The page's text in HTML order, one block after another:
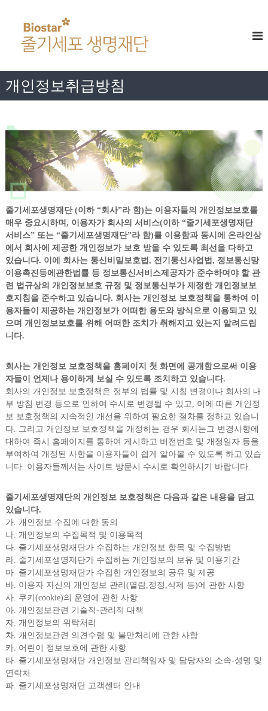
가
기개인정보취급방침
줄기세포생명재단 (이하 “회사”라 함)는 이용자들의 개인정보보호를
매우 중요시하며, 이용자가 회사의 서비스(이하 “줄기세포생명재단
서비스” 또는 “줄기세포생명재단”라 함)를 이용함과 동시에 온라인상
에서 회사에 제공한 개인정보가 보호 받을 수 있도록 최선을 다하고
있습니다. 이에 회사는 통신비밀보호법, 전기통신사업법, 정보통신망
이용촉진등에관한법률 등 정보통신서비스제공자가 준수하여야 할 관
련 법규상의 개인정보보호 규정 및 정보통신부가 제정한 개인정보보
호지침을 준수하고 있습니다. 회사는 개인정보 보호정책을 통하여 이
용자들이 제공하는 개인정보가 어떠한 용도와 방식으로 이용되고 있
으며 개인정보보호를 위해 어떠한 조치가 취해지고 있는지 알려드립
니다.
회사는 개인정보 보호정책을 홈페이지 첫 화면에 공개함으로써 이용
자들이 언제나 용이하게 보실 수 있도록 조치하고 있습니다.
회사의 개인정보 보호정책은 정부의 법률 및 지침 변경이나 회사의 내
부 방침 변경 등으로 인하여 수시로 변경될 수 있고, 이에 따른 개인정
보 보호정책의 지속적인 개선을 위하여 필요한 절차를 정하고 있습니
다. 그리고 개인정보 보호정책을 개정하는 경우 회사는그 변경사항에
대하여 즉시 홈페이지를 통하여 게시하고 버전번호 및 개정일자 등을
부여하여 개정된 사항을 이용자들이 쉽게 알아볼 수 있도록 하고 있습
니다. 이용자들께서는 사이트 방문시 수시로 확인하시기 바랍니다.
줄기세포생명재단의 개인정보 보호정책은 다음과 같은 내용을 담고
있습니다.
가. 개인정보 수집에 대한 동의
나. 개인정보의 수집목적 및 이용목적
다. 줄기세포생명재단가 수집하는 개인정보 항목 및 수집방법
라. 줄기세포생명재단가 수집하는 개인정보의 보유 및 이용기간
마. 줄기세포생명재단가 수집한 개인정보의 공유 및 제공
바. 이용자 자신의 개인정보 관리(열람,정정,삭제 등)에 관한 사항
사. 쿠키(cookie)의 운영에 관한 사항
아. 개인정보관련 기술적-관리적 대책
자. 개인정보의 위탁처리
차. 개인정보관련 의견수렴 및 불만처리에 관한 사항
카. 어린이 정보보호에 관한 사항
타. 줄기세포생명재단 개인정보 관리책임자 및 담당자의 소속-성명 및
연락처
파. 줄기세포생명재단 고객센터 안내